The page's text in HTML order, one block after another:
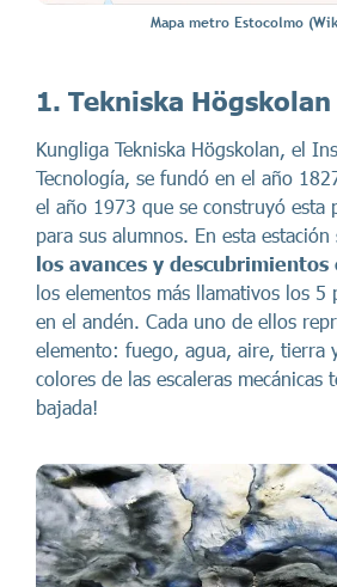
Mapa metro Estocolmo
1. Tekniska
Kungliga Tekniska Högskolan, el
Tecnología, se fundó en el año
el año 1973 que se construyó esta
para sus alumnos. En esta estación
los avances y
los elementos más llamativos los 5
en el andén. Cada uno de ellos
elemento: fuego, agua, aire, tierra
colores de las escaleras mecánicas
bajada!